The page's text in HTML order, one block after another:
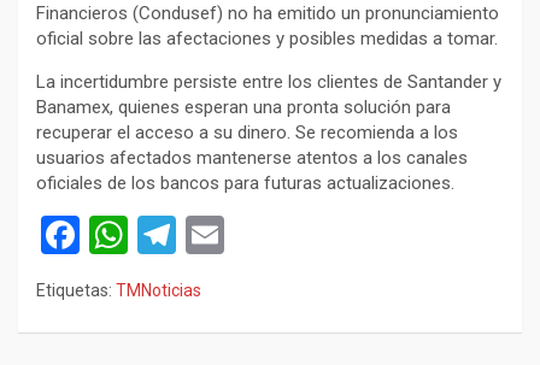
Financieros (Condusef) no ha emitido un pronunciamiento
oficial sobre las afectaciones y posibles medidas a tomar.
La incertidumbre persiste entre los clientes de Santander y
Banamex, quienes esperan una pronta solución para
recuperar el acceso a su dinero. Se recomienda a los
usuarios afectados mantenerse atentos a los canales
oficiales de los bancos para futuras actualizaciones.
F
a
ce
W
h
at
T
el
e
Etiquetas: TMNoticias